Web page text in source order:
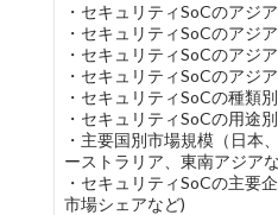
・セキュリティSoCのアジ
・セキュリティSoCのアジ
・セキュリティSoCのアジ
・セキュリティSoCのアジ
・セキュリティSoCの種類
・セキュリティSoCの用途
・主要国別市場規模（日本
ーストラリア、東南アジアな
・セキュリティSoCの主要
市場シェアなど)